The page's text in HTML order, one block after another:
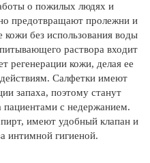
о пожилых людях и
предотвращают пролежни и
без использования воды
раствора входит
регенерации кожи, делая ее
Салфетки имеют
запаха, поэтому станут
с недержанием.
имеют удобный клапан и
интимной гигиеной.